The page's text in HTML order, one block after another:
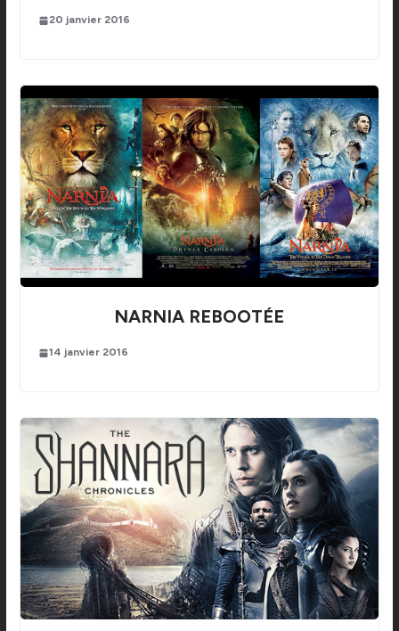
20 janvier 2016
NARNIA REBOOTÉE
14 janvier 2016